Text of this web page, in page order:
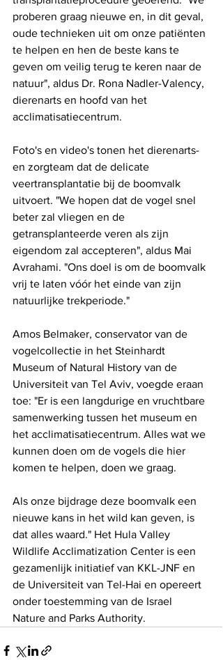
proberen graag nieuwe en, in dit geval,
oude technieken uit om onze patiënten
te helpen en hen de beste kans te
geven om veilig terug te keren naar de
natuur", aldus Dr. Rona Nadler-Valency,
dierenarts en hoofd van het
acclimatisatiecentrum.
Foto's en video's tonen het dierenarts-
en zorgteam dat de delicate
veertransplantatie bij de boomvalk
uitvoert. "We hopen dat de vogel snel
beter zal vliegen en de
getransplanteerde veren als zijn
eigendom zal accepteren", aldus Mai
Avrahami. "Ons doel is om de boomvalk
vrij te laten vóór het einde van zijn
natuurlijke trekperiode."
Amos Belmaker, conservator van de
vogelcollectie in het Steinhardt
Museum of Natural History van de
Universiteit van Tel Aviv, voegde eraan
toe: "Er is een langdurige en vruchtbare
samenwerking tussen het museum en
het acclimatisatiecentrum. Alles wat we
kunnen doen om de vogels die hier
komen te helpen, doen we graag.
Als onze bijdrage deze boomvalk een
nieuwe kans in het wild kan geven, is
dat alles waard." Het Hula Valley
Wildlife Acclimatization Center is een
gezamenlijk initiatief van KKL-JNF en
de Universiteit van Tel-Hai en opereert
onder toestemming van de Israel
Nature and Parks Authority.